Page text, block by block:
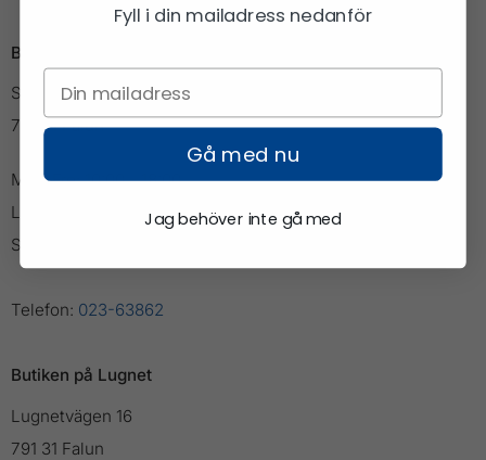
Butiken i Falun
Slaggatan 11
791 71 Falun
Mån-Fre: 10:00 - 18:00
Lör: 10:00 - 15:00
Söndag: Stängt
Telefon: 023-63862
Butiken på Lugnet
Lugnetvägen 16
791 31 Falun
Fyll i din mailadress nedanför
Gå med nu
Jag behöver inte gå med